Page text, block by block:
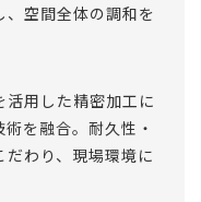
空間全体の調和を
用した精密加工に
を融合。耐久性・
わり、現場環境に